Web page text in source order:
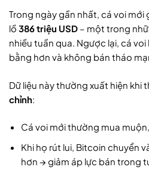
Trong ngày gần nhất, cá voi mới
lồ 386 triệu USD – một trong
nhiều tuần qua. Ngược lại, cá
bằng hơn và không bán tháo
Dữ liệu này thường xuất hiện khi
chỉnh:
Cá voi mới thường mua
Khi họ rút lui, Bitcoin chuyển
hơn → giảm áp lực bán trong